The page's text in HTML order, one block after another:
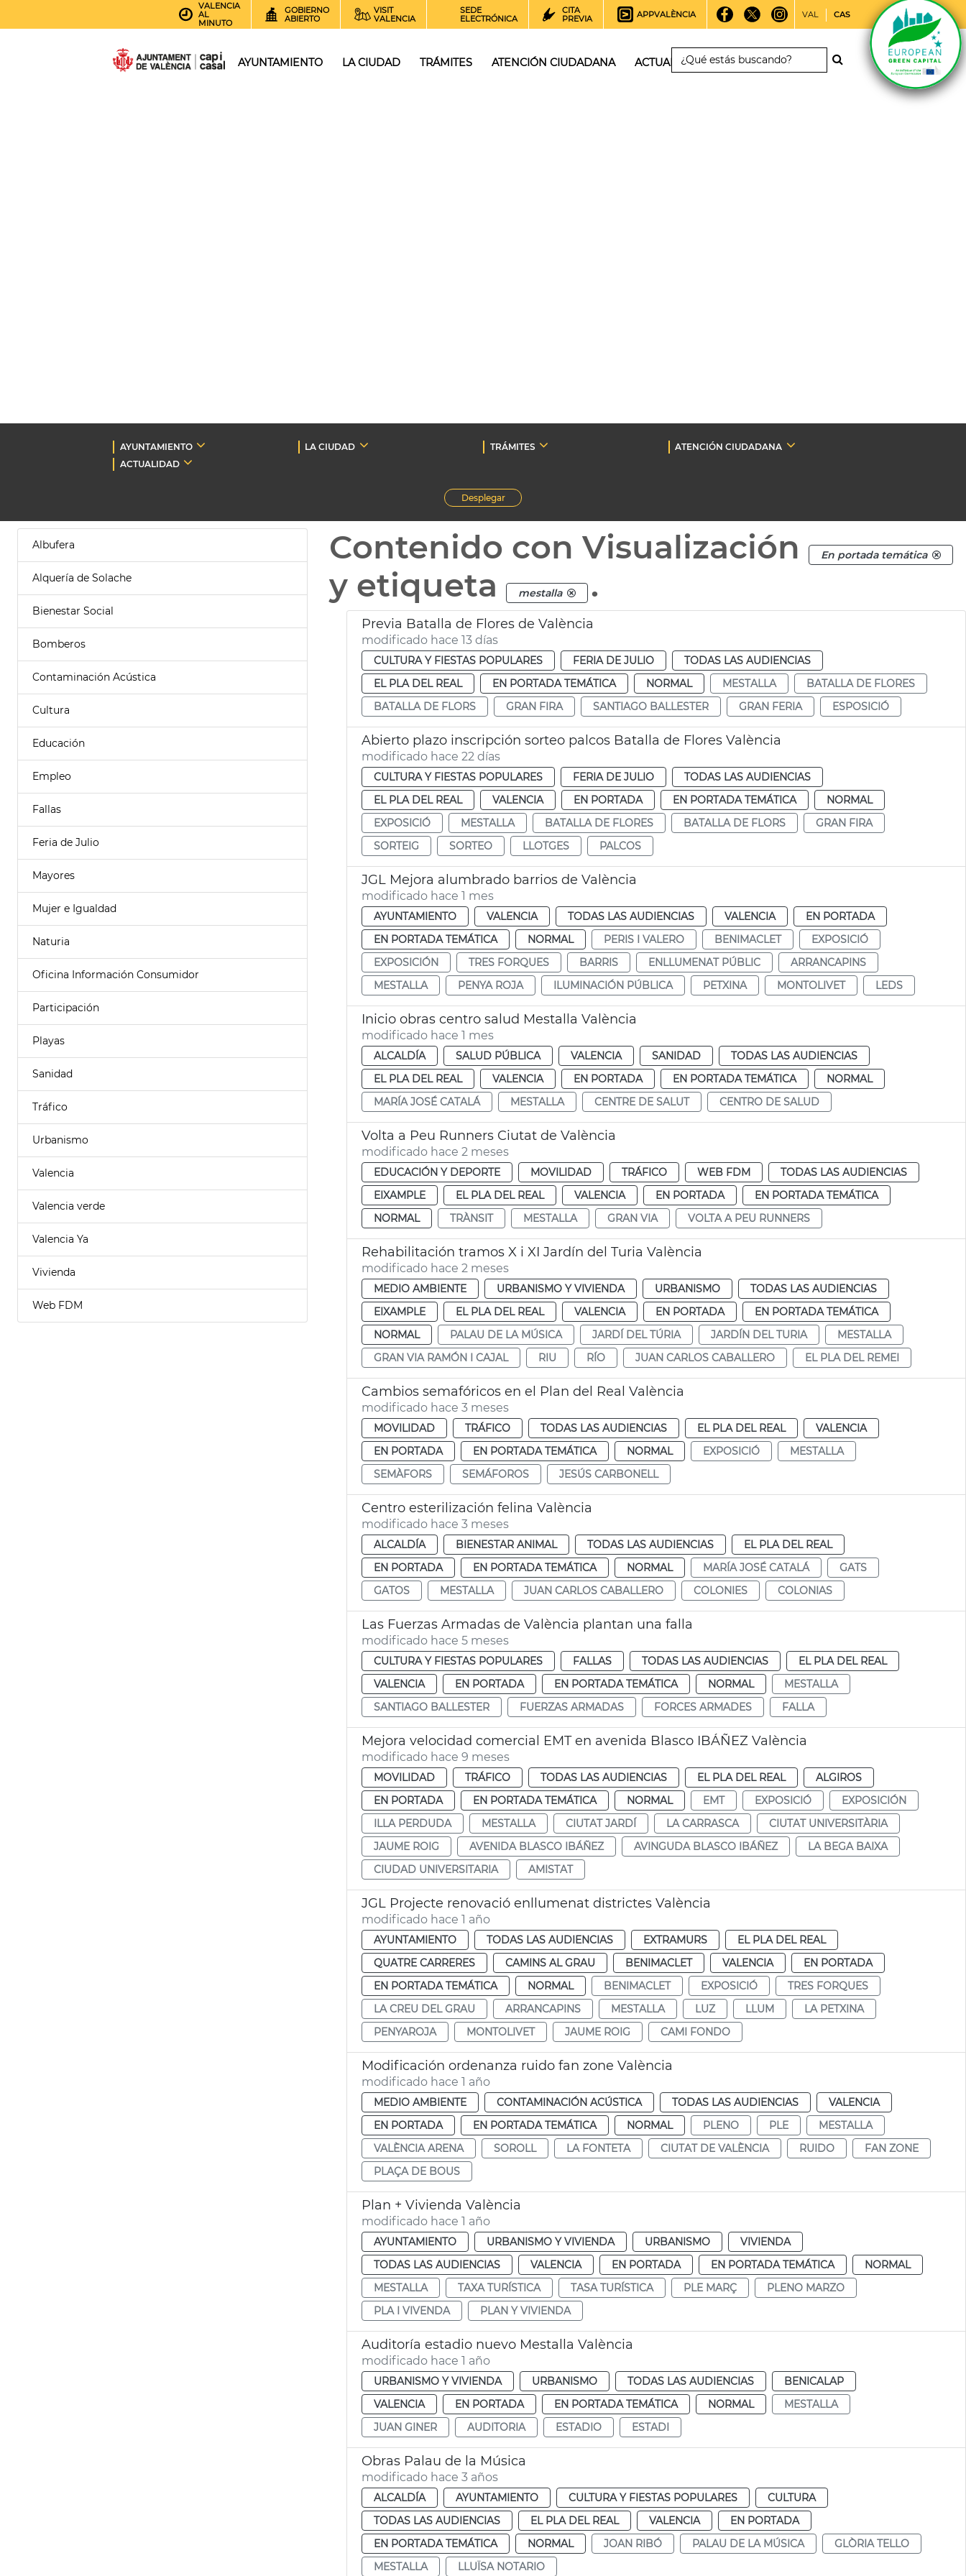
VALENCIA
AL
MINUTO
GOBIERNO
ABIERTO
VISIT
VALENCIA
SEDE
ELECTRÓNICA
CITA
PREVIA
APPVALÈNCIA VAL CAS
AYUNTAMIENTO LA CIUDAD TRÁMITES ATENCIÓN CIUDADANA ACTUALIDAD
AYUNTAMIENTO LA CIUDAD TRÁMITES
ATENCIÓN CIUDADANA
ACTUALIDAD
Desplegar
Albufera
Alquería de Solache
Bienestar Social
Bomberos
Contaminación Acústica
Cultura
Educación
Empleo
Fallas
Feria de Julio
Mayores
Mujer e Igualdad
Naturia
Oficina Información Consumidor
Participación
Playas
Sanidad
Tráfico
Urbanismo
Valencia
Valencia verde
Valencia Ya
Vivienda
Web FDM
Contenido con Visualización En portada temática
y etiqueta mestalla .
Previa Batalla de Flores de València
modificado hace 13 días
CULTURA Y FIESTAS POPULARES FERIA DE JULIO
TODAS LAS AUDIENCIAS
EL PLA DEL REAL
EN PORTADA TEMÁTICA NORMAL MESTALLA
BATALLA DE FLORES
BATALLA DE FLORS
GRAN FIRA SANTIAGO BALLESTER GRAN FERIA ESPOSICIÓ
Abierto plazo inscripción sorteo palcos Batalla de Flores València
modificado hace 22 días
CULTURA Y FIESTAS POPULARES FERIA DE JULIO
TODAS LAS AUDIENCIAS
EL PLA DEL REAL
VALENCIA EN PORTADA EN PORTADA TEMÁTICA
NORMAL
EXPOSICIÓ
MESTALLA BATALLA DE FLORES BATALLA DE FLORS
GRAN FIRA
SORTEIG
SORTEO LLOTGES PALCOS
JGL Mejora alumbrado barrios de València
modificado hace 1 mes
AYUNTAMIENTO VALENCIA TODAS LAS AUDIENCIAS VALENCIA
EN PORTADA
EN PORTADA TEMÁTICA
NORMAL PERIS I VALERO BENIMACLET
EXPOSICIÓ
EXPOSICIÓN
TRES FORQUES BARRIS ENLLUMENAT PÚBLIC
ARRANCAPINS
MESTALLA
PENYA ROJA ILUMINACIÓN PÚBLICA PETXINA MONTOLIVET LEDS
Inicio obras centro salud Mestalla València
modificado hace 1 mes
ALCALDÍA SALUD PÚBLICA VALENCIA SANIDAD
TODAS LAS AUDIENCIAS
EL PLA DEL REAL
VALENCIA EN PORTADA EN PORTADA TEMÁTICA
NORMAL
MARÍA JOSÉ CATALÁ
MESTALLA CENTRE DE SALUT CENTRO DE SALUD
Volta a Peu Runners Ciutat de València
modificado hace 2 meses
EDUCACIÓN Y DEPORTE MOVILIDAD TRÁFICO WEB FDM
TODAS LAS AUDIENCIAS
EIXAMPLE
EL PLA DEL REAL VALENCIA EN PORTADA
EN PORTADA TEMÁTICA
NORMAL
TRÀNSIT MESTALLA GRAN VIA VOLTA A PEU RUNNERS
Rehabilitación tramos X i XI Jardín del Turia València
modificado hace 2 meses
MEDIO AMBIENTE URBANISMO Y VIVIENDA URBANISMO
TODAS LAS AUDIENCIAS
EIXAMPLE
EL PLA DEL REAL VALENCIA EN PORTADA
EN PORTADA TEMÁTICA
NORMAL
PALAU DE LA MÚSICA JARDÍ DEL TÚRIA JARDÍN DEL TURIA
MESTALLA
GRAN VIA RAMÓN I CAJAL
RIU RÍO JUAN CARLOS CABALLERO EL PLA DEL REMEI
Cambios semafóricos en el Plan del Real València
modificado hace 3 meses
MOVILIDAD TRÁFICO TODAS LAS AUDIENCIAS EL PLA DEL REAL
VALENCIA
EN PORTADA
EN PORTADA TEMÁTICA NORMAL EXPOSICIÓ
MESTALLA
SEMÀFORS
SEMÁFOROS JESÚS CARBONELL
Centro esterilización felina València
modificado hace 3 meses
ALCALDÍA BIENESTAR ANIMAL TODAS LAS AUDIENCIAS
EL PLA DEL REAL
EN PORTADA
EN PORTADA TEMÁTICA NORMAL MARÍA JOSÉ CATALÁ
GATS
GATOS
MESTALLA JUAN CARLOS CABALLERO COLONIES COLONIAS
Las Fuerzas Armadas de València plantan una falla
modificado hace 5 meses
CULTURA Y FIESTAS POPULARES FALLAS TODAS LAS AUDIENCIAS
EL PLA DEL REAL
VALENCIA
EN PORTADA EN PORTADA TEMÁTICA NORMAL
MESTALLA
SANTIAGO BALLESTER
FUERZAS ARMADAS FORCES ARMADES FALLA
Mejora velocidad comercial EMT en avenida Blasco IBÁÑEZ València
modificado hace 9 meses
MOVILIDAD TRÁFICO TODAS LAS AUDIENCIAS EL PLA DEL REAL
ALGIROS
EN PORTADA
EN PORTADA TEMÁTICA NORMAL EMT EXPOSICIÓ
EXPOSICIÓN
ILLA PERDUDA
MESTALLA CIUTAT JARDÍ LA CARRASCA
CIUTAT UNIVERSITÀRIA
JAUME ROIG
AVENIDA BLASCO IBÁÑEZ AVINGUDA BLASCO IBÁÑEZ
LA BEGA BAIXA
CIUDAD UNIVERSITARIA
AMISTAT
JGL Projecte renovació enllumenat districtes València
modificado hace 1 año
AYUNTAMIENTO TODAS LAS AUDIENCIAS EXTRAMURS
EL PLA DEL REAL
QUATRE CARRERES
CAMINS AL GRAU BENIMACLET VALENCIA
EN PORTADA
EN PORTADA TEMÁTICA
NORMAL BENIMACLET EXPOSICIÓ
TRES FORQUES
LA CREU DEL GRAU
ARRANCAPINS MESTALLA LUZ LLUM
LA PETXINA
PENYAROJA
MONTOLIVET JAUME ROIG CAMI FONDO
Modificación ordenanza ruido fan zone València
modificado hace 1 año
MEDIO AMBIENTE CONTAMINACIÓN ACÚSTICA TODAS LAS AUDIENCIAS
VALENCIA
EN PORTADA
EN PORTADA TEMÁTICA NORMAL PLENO PLE
MESTALLA
VALÈNCIA ARENA
SOROLL LA FONTETA CIUTAT DE VALÈNCIA RUIDO
FAN ZONE
PLAÇA DE BOUS
Plan + Vivienda València
modificado hace 1 año
AYUNTAMIENTO URBANISMO Y VIVIENDA URBANISMO
VIVIENDA
TODAS LAS AUDIENCIAS
VALENCIA EN PORTADA EN PORTADA TEMÁTICA
NORMAL
MESTALLA
TAXA TURÍSTICA TASA TURÍSTICA PLE MARÇ
PLENO MARZO
PLA I VIVENDA
PLAN Y VIVIENDA
Auditoría estadio nuevo Mestalla València
modificado hace 1 año
URBANISMO Y VIVIENDA URBANISMO TODAS LAS AUDIENCIAS
BENICALAP
VALENCIA
EN PORTADA EN PORTADA TEMÁTICA NORMAL
MESTALLA
JUAN GINER
AUDITORIA ESTADIO ESTADI
Obras Palau de la Música
modificado hace 3 años
ALCALDÍA AYUNTAMIENTO CULTURA Y FIESTAS POPULARES
CULTURA
TODAS LAS AUDIENCIAS
EL PLA DEL REAL VALENCIA
EN PORTADA
EN PORTADA TEMÁTICA
NORMAL JOAN RIBÓ PALAU DE LA MÚSICA
GLÒRIA TELLO
MESTALLA
LLUÏSA NOTARIO